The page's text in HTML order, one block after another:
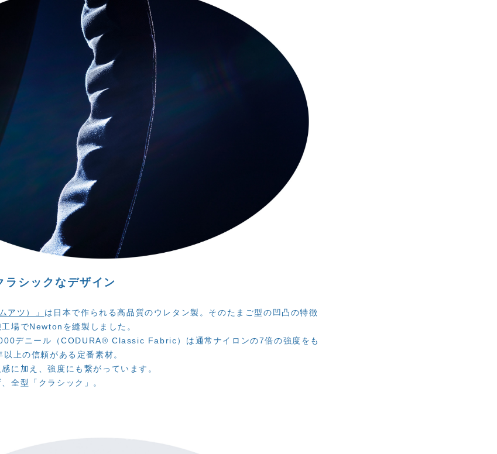
ラシックなデザイン
アツ）」 は 日本で作られる高品質のウレタン製。そのたまご型の凹凸の特徴
場でNewton を縫製しました。
デニール（CODURA®︎ Classic Fabric）は通常ナイロンの7倍の強度をも
上の信頼がある定番素材。
に加え、強度にも繋がっています。
全型「クラシック」。